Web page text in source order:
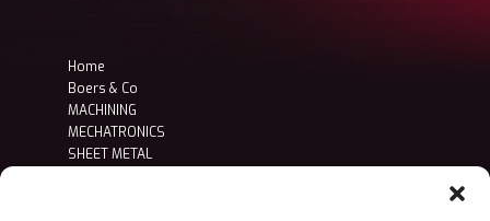
Home
Boers & Co
MACHINING
MECHATRONICS
SHEET METAL